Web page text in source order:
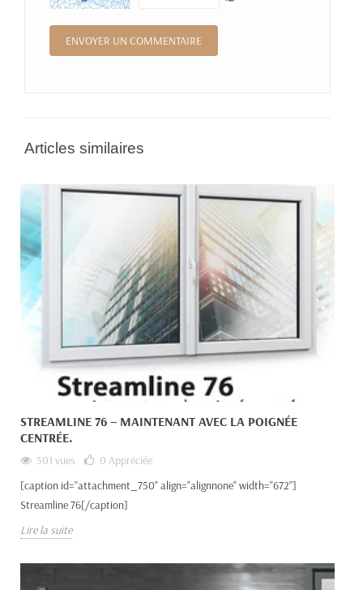
Articles similaires
STREAMLINE 76 – MAINTENANT AVEC LA POIGNÉE
CENTRÉE.
501 vues 0 Appréciée
[caption id="attachment_750" align="alignnone" width="672"]
Streamline 76[/caption]
Lire la suite